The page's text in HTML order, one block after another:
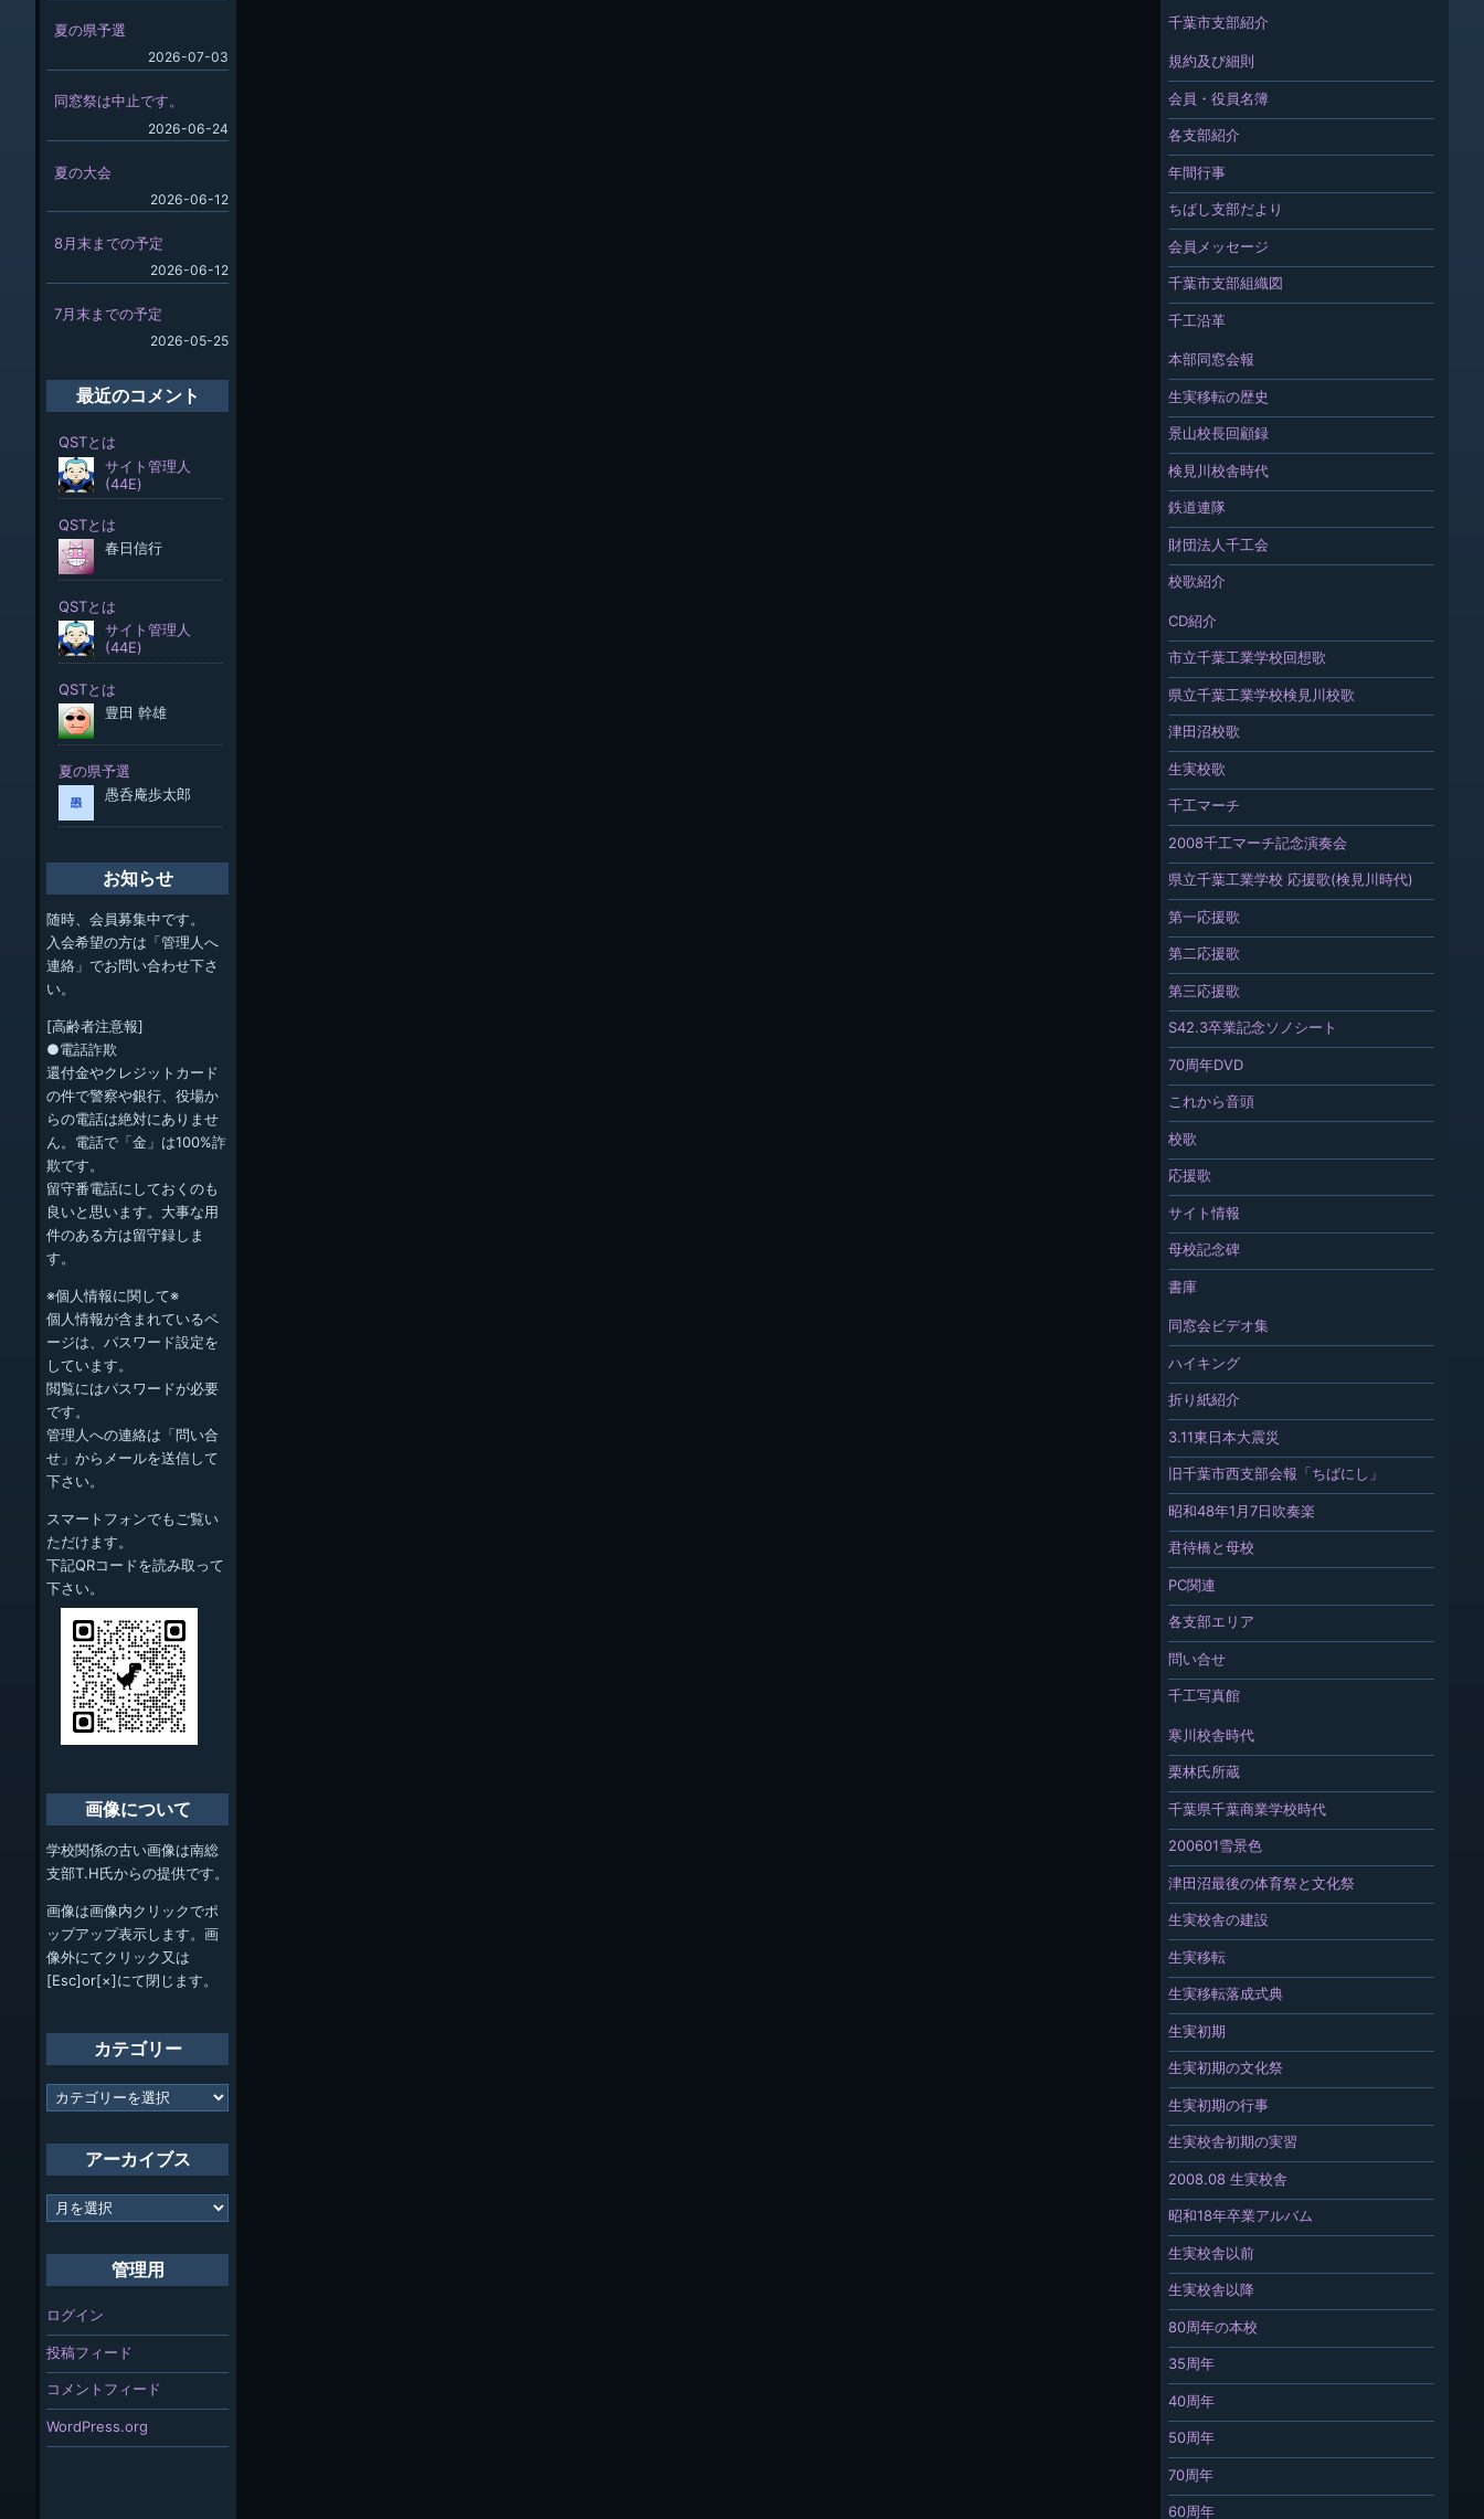
千葉市支部紹介
規約及び細則
会員・役員名簿
各支部紹介
年間行事
ちばし支部だより
会員メッセージ
千葉市支部組織図
千工沿革
本部同窓会報
生実移転の歴史
景山校長回顧録
検見川校舎時代
鉄道連隊
財団法人千工会
校歌紹介
CD紹介
市立千葉工業学校回想歌
県立千葉工業学校検見川校歌
津田沼校歌
生実校歌
千工マーチ
2008千工マーチ記念演奏会
県立千葉工業学校 応援歌(検見川時代)
第一応援歌
第二応援歌
第三応援歌
S42.3卒業記念ソノシート
70周年DVD
これから音頭
校歌
応援歌
サイト情報
母校記念碑
書庫
同窓会ビデオ集
ハイキング
折り紙紹介
3.11東日本大震災
旧千葉市西支部会報「ちばにし」
昭和48年1月7日吹奏楽
君待橋と母校
PC関連
各支部エリア
問い合せ
千工写真館
寒川校舎時代
栗林氏所蔵
千葉県千葉商業学校時代
200601雪景色
津田沼最後の体育祭と文化祭
生実校舎の建設
生実移転
生実移転落成式典
生実初期
生実初期の文化祭
生実初期の行事
生実校舎初期の実習
2008.08 生実校舎
昭和18年卒業アルバム
生実校舎以前
生実校舎以降
80周年の本校
35周年
40周年
50周年
70周年
60周年
夏の県予選
2026-07-03
同窓祭は中止です。
2026-06-24
夏の大会
2026-06-12
8月末までの予定
2026-06-12
7月末までの予定
2026-05-25
最近のコメント
お知らせ
随時、会員募集中です。
入会希望の方は「管理人へ
連絡」でお問い合わせ下さ
い。
[高齢者注意報]
●電話詐欺
還付金やクレジットカード
の件で警察や銀行、役場か
らの電話は絶対にありませ
ん。電話で「金」は100%詐
欺です。
留守番電話にしておくのも
良いと思います。大事な用
件のある方は留守録しま
す。
※個人情報に関して※
個人情報が含まれているペ
ージは、パスワード設定を
しています。
閲覧にはパスワードが必要
です。
管理人への連絡は「問い合
せ」からメールを送信して
下さい。
スマートフォンでもご覧い
ただけます。
下記QRコードを読み取って
下さい。
画像について
学校関係の古い画像は南総
支部T.H氏からの提供です。
画像は画像内クリックでポ
ップアップ表示します。画
像外にてクリック又は
[Esc]or[×]にて閉じます。
カテゴリー
カ
テ
アーカイブス
ア
ー
管理用
ログイン
投稿フィード
コメントフィード
WordPress.org